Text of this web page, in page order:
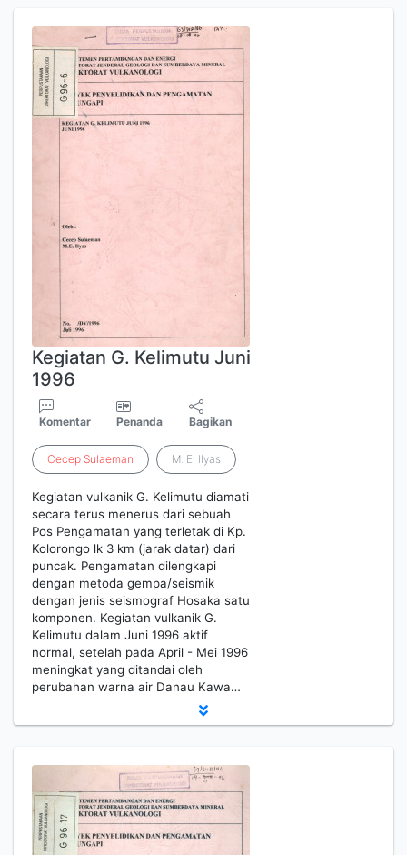
Kegiatan G. Kelimutu Juni
1996
Komentar Penanda Bagikan
Cecep Sulaeman M. E. Ilyas
Kegiatan vulkanik G. Kelimutu diamati
secara terus menerus dari sebuah
Pos Pengamatan yang terletak di Kp.
Kolorongo lk 3 km (jarak datar) dari
puncak. Pengamatan dilengkapi
dengan metoda gempa/seismik
dengan jenis seismograf Hosaka satu
komponen. Kegiatan vulkanik G.
Kelimutu dalam Juni 1996 aktif
normal, setelah pada April - Mei 1996
meningkat yang ditandai oleh
perubahan warna air Danau Kawa…